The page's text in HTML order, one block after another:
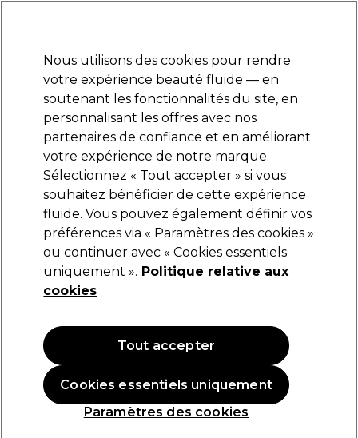
Se connecter
Marques Bons plans Coiffure Electro et Matériel
Livraison et délais
lire la suite
Sibel Lave tête Angels bay
)
116,89 €166,99 €
Nous utilisons des cookies pour rendre
votre expérience beauté fluide — en
soutenant les fonctionnalités du site, en
personnalisant les offres avec nos
partenaires de confiance et en améliorant
votre expérience de notre marque.
Sélectionnez « Tout accepter » si vous
souhaitez bénéficier de cette expérience
fluide. Vous pouvez également définir vos
préférences via « Paramètres des cookies »
ou continuer avec « Cookies essentiels
uniquement ». Politique relative aux
cookies
Paramètres des cookies
Cookies essentiels uniquement
Tout accepter